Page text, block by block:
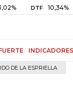
DTF 10,34%
INDICADORES
DE LA ESPRIELLA